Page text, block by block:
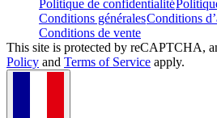
Politique de confidentialité
Conditions généralesConditions
Conditions de vente
This site is protected by reCAPTCHA,
Policy and Terms of Service apply.